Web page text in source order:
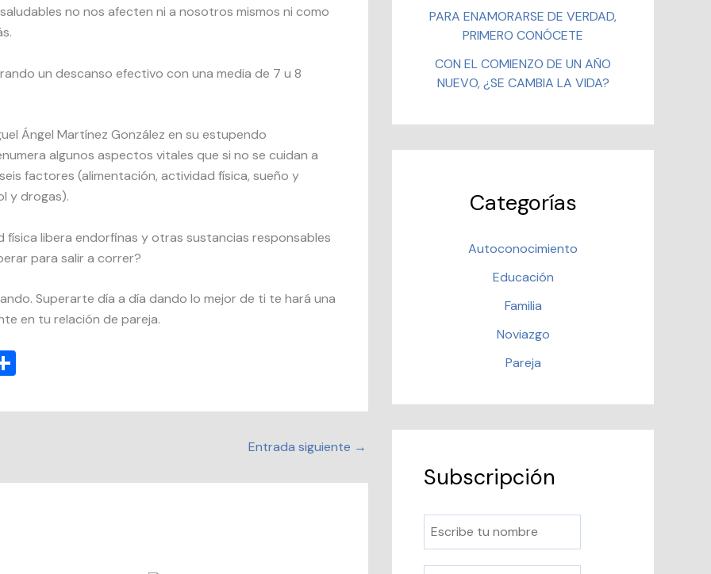
no nos afecten ni a nosotros mismos ni como
un descanso efectivo con una media de 7 u 8
Ángel Martínez González en su estupendo
algunos aspectos vitales que si no se cuidan a
factores (alimentación, actividad física, sueño y
y drogas).
física libera endorfinas y otras sustancias responsables
para salir a correr?
Superarte día a día dando lo mejor de ti te hará una
en tu relación de pareja.
m
tir
Entrada siguiente →
PARA ENAMORARSE DE VERDAD,
PRIMERO CONÓCETE
CON EL COMIENZO DE UN AÑO
NUEVO, ¿SE CAMBIA LA VIDA?
Categorías
Autoconocimiento
Educación
Familia
Noviazgo
Pareja
Subscripción